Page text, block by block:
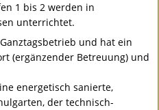
1 bis 2 werden in
unterrichtet.
und hat ein
(ergänzender Betreuung) und
energetisch sanierte,
der technisch-